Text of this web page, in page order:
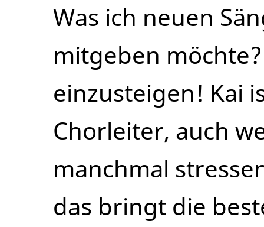
Was ich neuen
mitgeben
einzusteigen! Kai
Chorleiter, auch
manchmal
das bringt die